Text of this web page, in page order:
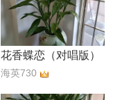
花香蝶恋（对唱版）
海英730